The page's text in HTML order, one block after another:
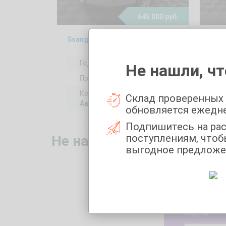
645 000 руб.
SsangYong Kyron 2, 2012
Год выпуска:
Пробег:
178557 км
Коробка передач:
Автоматическая
Не нашли то, что
Укажите
Марка
Не нашли,
Склад
обновляется
Подпишитесь на
поступлениям,
выгодное